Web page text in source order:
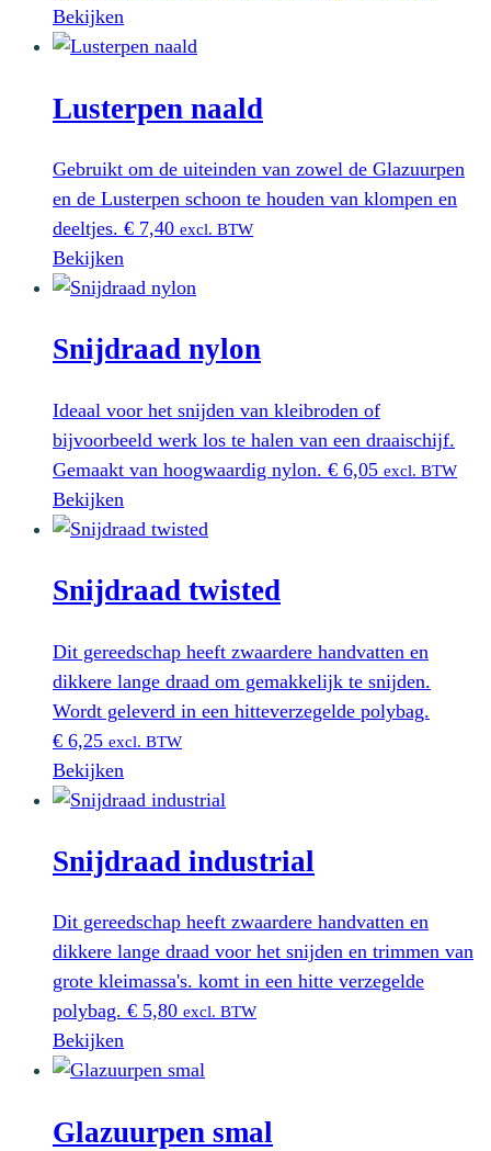
Bekijken
Lusterpen naald
Gebruikt om de uiteinden van zowel de Glazuurpen
en de Lusterpen schoon te houden van klompen en
deeltjes. € 7,40 excl. BTW
Bekijken
Snijdraad nylon
Ideaal voor het snijden van kleibroden of
bijvoorbeeld werk los te halen van een draaischijf.
Gemaakt van hoogwaardig nylon. € 6,05 excl. BTW
Bekijken
Snijdraad twisted
Dit gereedschap heeft zwaardere handvatten en
dikkere lange draad om gemakkelijk te snijden.
Wordt geleverd in een hitteverzegelde polybag.
€ 6,25 excl. BTW
Bekijken
Snijdraad industrial
Dit gereedschap heeft zwaardere handvatten en
dikkere lange draad voor het snijden en trimmen van
grote kleimassa's. komt in een hitte verzegelde
polybag. € 5,80 excl. BTW
Bekijken
Glazuurpen smal